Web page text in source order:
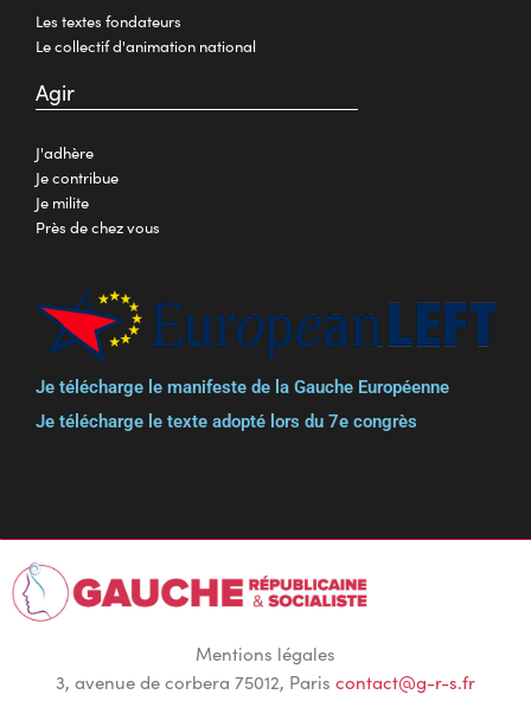
Les textes fondateurs
Le collectif d'animation national
Agir
J'adhère
Je contribue
Je milite
Près de chez vous
Je télécharge le manifeste de la Gauche Européenne
Je télécharge le texte adopté lors du 7e congrès
Mentions légales
3, avenue de corbera 75012, Paris contact@g-r-s.fr